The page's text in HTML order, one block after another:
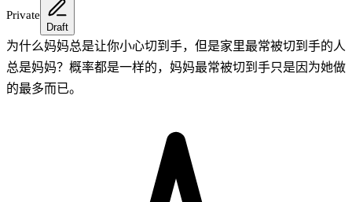
Private
Draft
为什么妈妈总是让你小心切到手，但是家里最常被切到手的人
总是妈妈？概率都是一样的，妈妈最常被切到手只是因为她做
的最多而已。